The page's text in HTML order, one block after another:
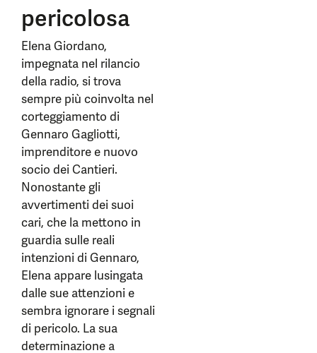
pericolosa
Elena Giordano,
impegnata nel rilancio
della radio, si trova
sempre più coinvolta nel
corteggiamento di
Gennaro Gagliotti,
imprenditore e nuovo
socio dei Cantieri.
Nonostante gli
avvertimenti dei suoi
cari, che la mettono in
guardia sulle reali
intenzioni di Gennaro,
Elena appare lusingata
dalle sue attenzioni e
sembra ignorare i segnali
di pericolo. La sua
determinazione a